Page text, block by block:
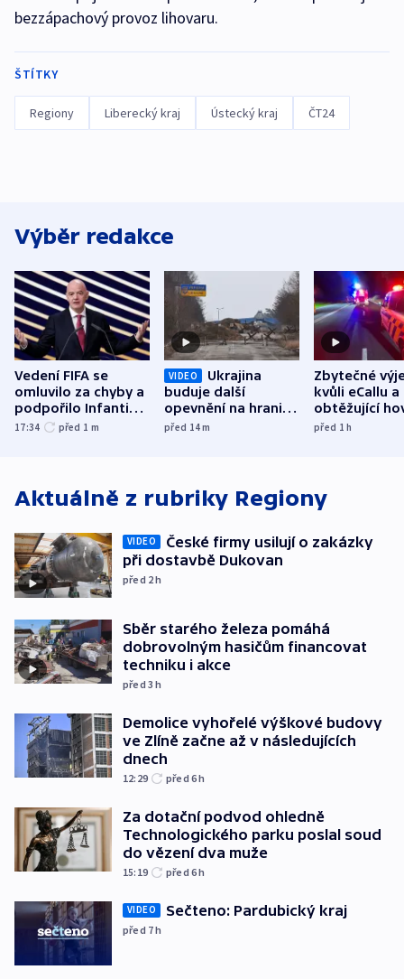
bezzápachový provoz lihovaru.
ŠTÍTKY
Regiony Liberecký kraj Ústecký kraj ČT24
Výběr redakce
Vedení FIFA se
omluvilo za chyby a
podpořilo Infantina.
UEFA trvá na
17:34 před 1 m
VIDEO
Ukrajina
buduje další
opevnění na hranici
s Běloruskem
před 14m
Zbytečné
kvůli eCallu a
obtěžující
zdržují
před 1h
Aktuálně z rubriky Regiony
VIDEO
České firmy usilují o zakázky
při dostavbě Dukovan
před 2h
Sběr starého železa pomáhá
dobrovolným hasičům financovat
techniku i akce
před 3h
Demolice vyhořelé výškové budovy
ve Zlíně začne až v následujících
dnech
12:29 před 6h
Za dotační podvod ohledně
Technologického parku poslal soud
do vězení dva muže
15:19 před 6h
VIDEO Sečteno: Pardubický kraj
před 7h